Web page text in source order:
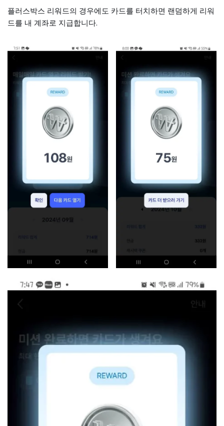
플러스박스 리워드의 경우에도 카드를 터치하면 랜덤하게 리워
드를 내 계좌로 지급합니다.